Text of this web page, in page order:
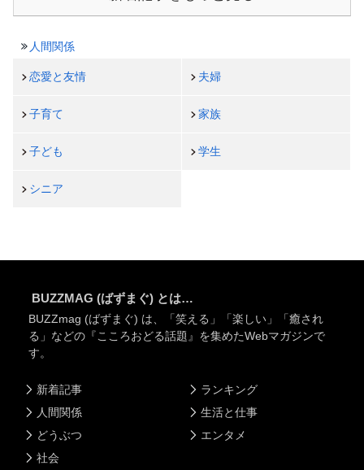
人間関係
恋愛と友情 夫婦
子育て 家族
子ども 学生
シニア
BUZZMAG (ばずまぐ) とは…
BUZZmag (ばずまぐ) は、「笑える」「楽しい」「癒され
る」などの『こころおどる話題』を集めたWebマガジンで
す。
新着記事
人間関係
どうぶつ
社会
ランキング
生活と仕事
エンタメ